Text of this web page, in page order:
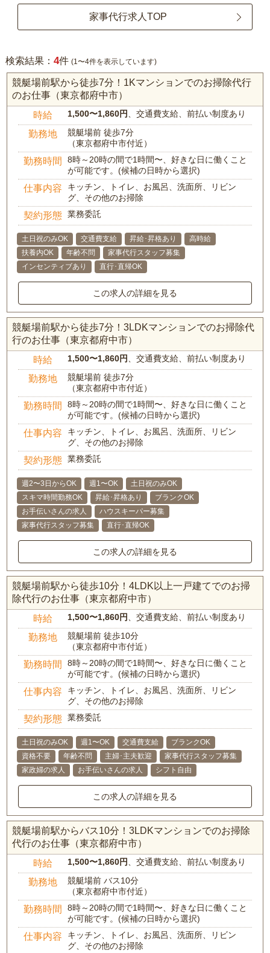
家事代行求人TOP
検索結果： 4件 (1〜4件を表示しています)
競艇場前駅から徒歩7分！1Kマンションでのお掃除代行
のお仕事（東京都府中市）
時給 1,500〜1,860円 、交通費支給、前払い制度あり
勤務地
競艇場前 徒歩7分
（東京都府中市付近）
勤務時間
8時～20時の間で1時間〜、好きな日に働くこと
が可能です。(候補の日時から選択)
仕事内容
キッチン、トイレ、お風呂、洗面所、リビン
グ、その他のお掃除
契約形態 業務委託
土日祝のみOK 交通費支給 昇給･昇格あり
高時給
扶養内OK
年齢不問
家事代行スタッフ募集
インセンティブあり
直行･直帰OK
この求人の詳細を見る
競艇場前駅から徒歩7分！3LDKマンションでのお掃除代
行のお仕事（東京都府中市）
時給 1,500〜1,860円 、交通費支給、前払い制度あり
勤務地
競艇場前 徒歩7分
（東京都府中市付近）
勤務時間
8時～20時の間で1時間〜、好きな日に働くこと
が可能です。(候補の日時から選択)
仕事内容
キッチン、トイレ、お風呂、洗面所、リビン
グ、その他のお掃除
契約形態 業務委託
週2〜3日からOK 週1〜OK
土日祝のみOK
スキマ時間勤務OK
昇給･昇格あり
ブランクOK
お手伝いさんの求人
ハウスキーパー募集
家事代行スタッフ募集
直行･直帰OK
この求人の詳細を見る
競艇場前駅から徒歩10分！4LDK以上一戸建てでのお掃
除代行のお仕事（東京都府中市）
時給 1,500〜1,860円 、交通費支給、前払い制度あり
勤務地
競艇場前 徒歩10分
（東京都府中市付近）
勤務時間
8時～20時の間で1時間〜、好きな日に働くこと
が可能です。(候補の日時から選択)
仕事内容
キッチン、トイレ、お風呂、洗面所、リビン
グ、その他のお掃除
契約形態 業務委託
土日祝のみOK 週1〜OK 交通費支給
ブランクOK
資格不要
年齢不問 主婦･主夫歓迎
家事代行スタッフ募集
家政婦の求人
お手伝いさんの求人 シフト自由
この求人の詳細を見る
競艇場前駅からバス10分！3LDKマンションでのお掃除
代行のお仕事（東京都府中市）
時給 1,500〜1,860円 、交通費支給、前払い制度あり
勤務地
競艇場前 バス10分
（東京都府中市付近）
勤務時間
8時～20時の間で1時間〜、好きな日に働くこと
が可能です。(候補の日時から選択)
仕事内容
キッチン、トイレ、お風呂、洗面所、リビン
グ、その他のお掃除